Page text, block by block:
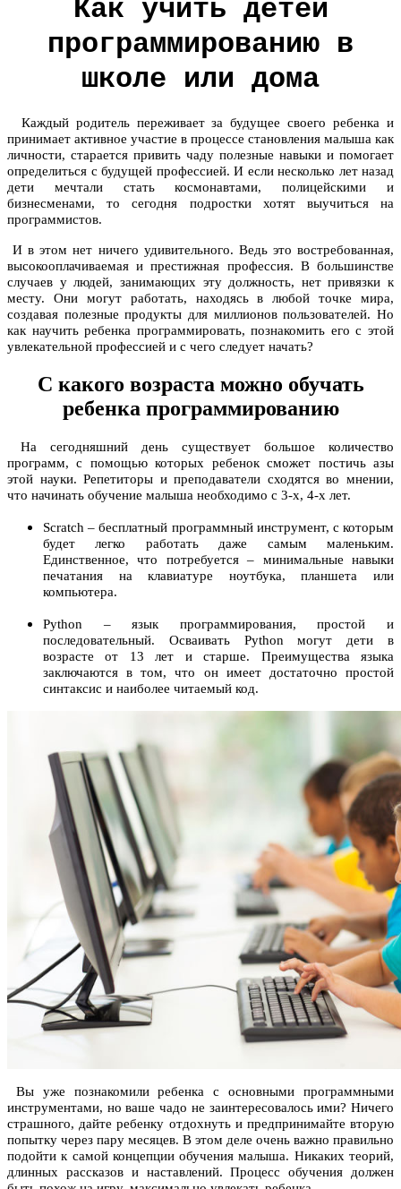
Как учить детей
программированию в
школе или дома
Каждый родитель переживает за будущее своего ребенка и
принимает активное участие в процессе становления малыша как
личности, старается привить чаду полезные навыки и помогает
определиться с будущей профессией. И если несколько лет назад
дети мечтали стать космонавтами, полицейскими и
бизнесменами, то сегодня подростки хотят выучиться на
программистов.
И в этом нет ничего удивительного. Ведь это востребованная,
высокооплачиваемая и престижная профессия. В большинстве
случаев у людей, занимающих эту должность, нет привязки к
месту. Они могут работать, находясь в любой точке мира,
создавая полезные продукты для миллионов пользователей. Но
как научить ребенка программировать, познакомить его с этой
увлекательной профессией и с чего следует начать?
С какого возраста можно обучать
ребенка программированию
На сегодняшний день существует большое количество
программ, с помощью которых ребенок сможет постичь азы
этой науки. Репетиторы и преподаватели сходятся во мнении,
что начинать обучение малыша необходимо с 3-х, 4-х лет.
Scratch – бесплатный программный инструмент, с которым
будет легко работать даже самым маленьким.
Единственное, что потребуется – минимальные навыки
печатания на клавиатуре ноутбука, планшета или
компьютера.
Python – язык программирования, простой и
последовательный. Осваивать Python могут дети в
возрасте от 13 лет и старше. Преимущества языка
заключаются в том, что он имеет достаточно простой
синтаксис и наиболее читаемый код.
Вы уже познакомили ребенка с основными программными
инструментами, но ваше чадо не заинтересовалось ими? Ничего
страшного, дайте ребенку отдохнуть и предпринимайте вторую
попытку через пару месяцев. В этом деле очень важно правильно
подойти к самой концепции обучения малыша. Никаких теорий,
длинных рассказов и наставлений. Процесс обучения должен